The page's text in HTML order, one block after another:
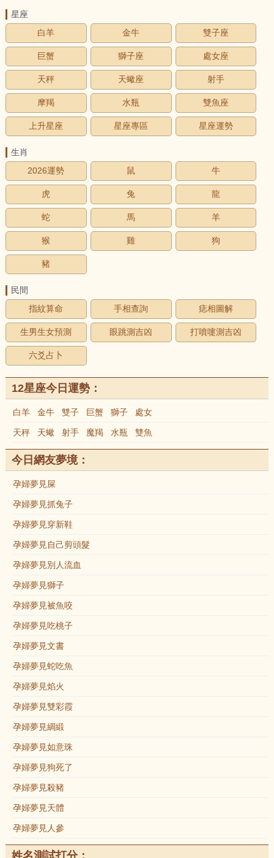
星座
白羊
金牛 雙子座
巨蟹 獅子座 處女座
天秤 天蠍座 射手
摩羯 水瓶 雙魚座
上升星座 星座專區 星座運勢
生肖
2026運勢
鼠 牛
虎 兔 龍
蛇 馬 羊
猴 雞 狗
豬
民間
指紋算命
手相查詢 痣相圖解
生男生女預測 眼跳測吉凶 打噴嚏測吉凶
六爻占卜
12星座今日運勢：
白羊 金牛 雙子 巨蟹 獅子 處女
天秤 天蠍 射手 魔羯 水瓶 雙魚
今日網友夢境：
孕婦夢見屎
孕婦夢見抓兔子
孕婦夢見穿新鞋
孕婦夢見自己剪頭髮
孕婦夢見別人流血
孕婦夢見獅子
孕婦夢見被魚咬
孕婦夢見吃桃子
孕婦夢見文書
孕婦夢見蛇吃魚
孕婦夢見焰火
孕婦夢見雙彩霞
孕婦夢見綢緞
孕婦夢見如意珠
孕婦夢見狗死了
孕婦夢見殺豬
孕婦夢見天體
孕婦夢見人參
姓名測試打分：